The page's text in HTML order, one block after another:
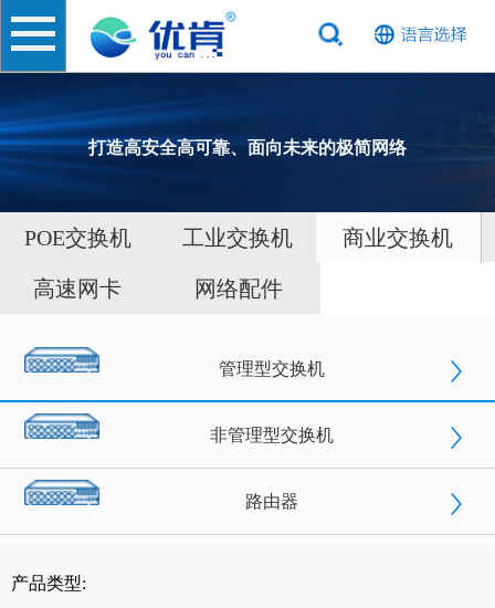
打造高安全高可靠、面向未来的极简网络
POE交换机 工业交换机 商业交换机
高速网卡 网络配件
管理型交换机
非管理型交换机
路由器
产品类型: